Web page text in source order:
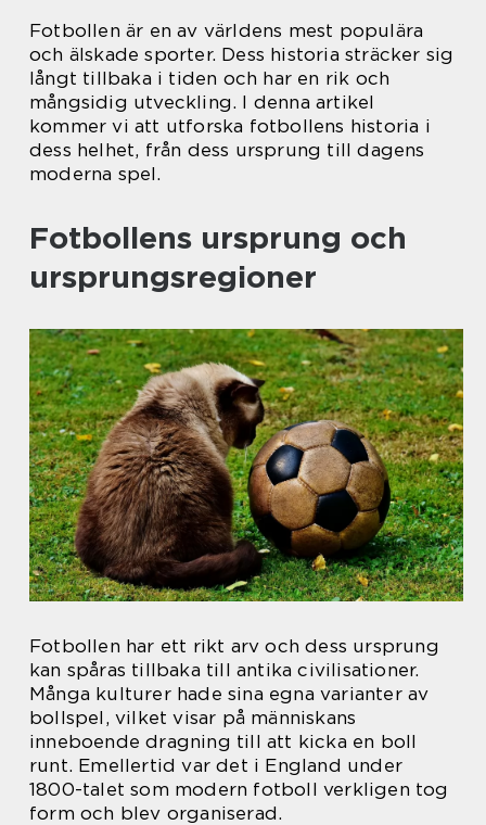
Fotbollen är en av världens mest populära
och älskade sporter. Dess historia sträcker sig
långt tillbaka i tiden och har en rik och
mångsidig utveckling. I denna artikel
kommer vi att utforska fotbollens historia i
dess helhet, från dess ursprung till dagens
moderna spel.
Fotbollens ursprung och
ursprungsregioner
Fotbollen har ett rikt arv och dess ursprung
kan spåras tillbaka till antika civilisationer.
Många kulturer hade sina egna varianter av
bollspel, vilket visar på människans
inneboende dragning till att kicka en boll
runt. Emellertid var det i England under
1800-talet som modern fotboll verkligen tog
form och blev organiserad.